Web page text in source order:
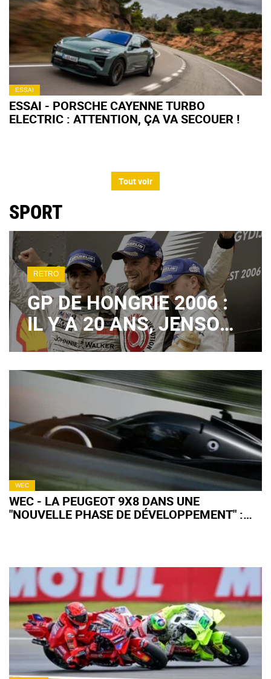
ESSAI
ESSAI - PORSCHE CAYENNE TURBO
ELECTRIC : ATTENTION, ÇA VA SECOUER !
Tout voir
SPORT
RETRO
GP DE HONGRIE 2006 :
IL Y A 20 ANS, JENSON
BUTTON SIGNAIT UN
1ER SUCCÈS EN F1
TOTALEMENT FOU !
WEC
WEC - LA PEUGEOT 9X8 DANS UNE
"NOUVELLE PHASE DE DÉVELOPPEMENT" :